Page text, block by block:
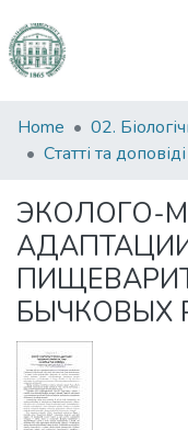
Communities
&
All of DSpace
Statistics
Home
02.
Статті та
ЭКОЛОГО-
БЫЧКОВЫХ